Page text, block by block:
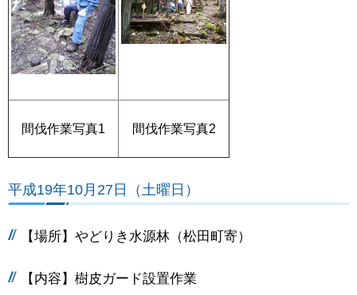
間伐作業写真1 間伐作業写真2
平成19年10月27日（土曜日）
【場所】やどりき水源林（松田町寄）
【内容】樹皮ガード設置作業